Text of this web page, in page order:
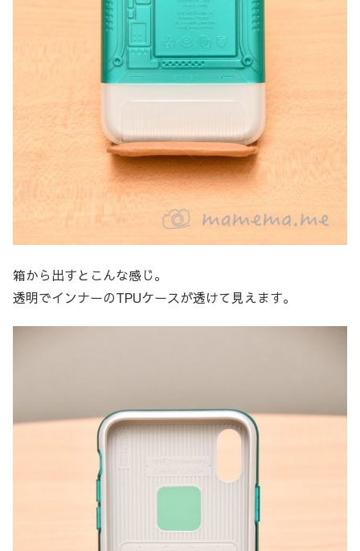
箱から出すとこんな感じ。
透明でインナーのTPUケースが透けて見えます。